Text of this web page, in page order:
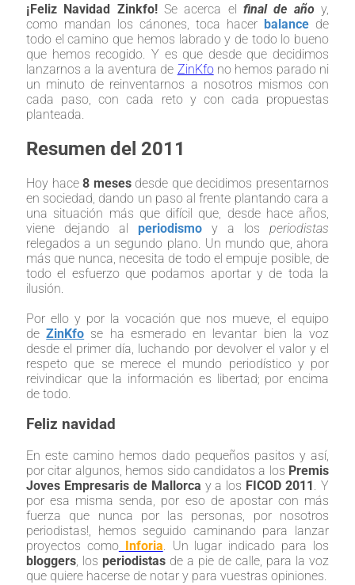
¡Feliz Navidad Zinkfo!Se acerca elfinal de añoy,
como mandan los cánones, toca hacer balance de
todo el camino que hemos labrado y de todo lo bueno
que hemos recogido. Y es que desde que decidimos
lanzarnos a la aventura de ZinKfono hemos parado ni
un minuto de reinventarnos a nosotros mismos con
cada paso, con cada reto y con cada propuestas
planteada.
Resumen del 2011
Hoy hace8 mesesdesde que decidimos presentarnos
en sociedad, dando un paso al frente plantando cara a
una situación más que difícil que, desde hace años,
viene dejando al periodismo y a los periodistas
relegados a un segundo plano. Un mundo que, ahora
más que nunca, necesita de todo el empuje posible, de
todo el esfuerzo que podamos aportar y de toda la
ilusión.
Por ello y por la vocación que nos mueve, el equipo
deZinKfo se ha esmerado en levantar bien la voz
desde el primer día, luchando por devolver el valor y el
respeto que se merece el mundo periodístico y por
reivindicar que la información es libertad; por encima
de todo.
Feliz navidad
En este camino hemos dado pequeños pasitos y así,
por citar algunos, hemos sido candidatos a los Premis
Joves Empresaris de Mallorca y a los FICOD 2011. Y
por esa misma senda, por eso de apostar con más
fuerza que nunca por las personas, por nosotros
periodistas!, hemos seguido caminando para lanzar
proyectos como Inforia. Un lugar indicado para los
bloggers, los periodistas de a pie de calle, para la voz
que quiere hacerse de notar y para vuestras opiniones.